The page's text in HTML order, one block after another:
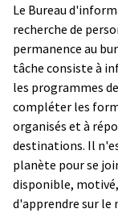
Le Bureau
recherche de
permanence au
tâche consiste à
les programmes
compléter les
organisés et à
destinations. Il
planète pour se
disponible,
d'apprendre sur le